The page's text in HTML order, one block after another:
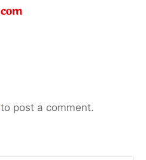
to post a comment.